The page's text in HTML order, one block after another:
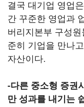
결국 대기업 영업
간 꾸준한 영업과
버리지본부 구성
준히 기업을 만나
자산이다.
-다른 중소형 증권
만 성과를 내기는